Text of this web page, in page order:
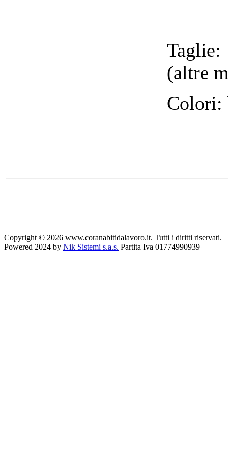
(altre
Colori:
Copyright © 2026 www.coranabitidalavoro.it. Tutti i diritti riservati.
Powered 2024 by Nik Sistemi s.a.s. Partita Iva 01774990939